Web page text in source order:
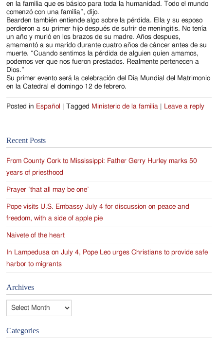
en la familia que es básico para toda la humanidad. Todo el mundo
comenzó con una familia”, dijo.
Bearden también entiende algo sobre la pérdida. Ella y su esposo
perdieron a su primer hijo después de sufrir de meningitis. No tenía
un año y murió en los brazos de su madre. Años despues,
amamantó a su marido durante cuatro años de cáncer antes de su
muerte. “Cuando sentimos la pérdida de alguien quien amamos,
podemos ver que nos fueron prestados. Realmente pertenecen a
Dios.”
Su primer evento será la celebración del Día Mundial del Matrimonio
en la Catedral el domingo 12 de febrero.
Posted in Español Tagged Ministerio de la familia Leave a reply
Recent Posts
From County Cork to Mississippi: Father Gerry Hurley marks 50
years of priesthood
Prayer ‘that all may be one’
Pope visits U.S. Embassy July 4 for discussion on peace and
freedom, with a side of apple pie
Naivete of the heart
In Lampedusa on July 4, Pope Leo urges Christians to provide safe
harbor to migrants
Archives
Archives
Categories